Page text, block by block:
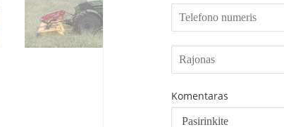
Komentaras